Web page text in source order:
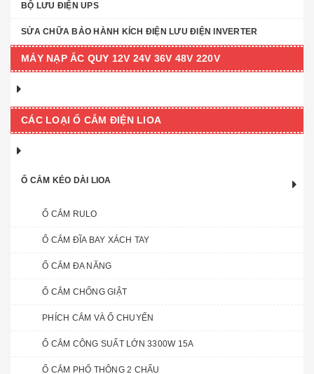
BỘ LƯU ĐIỆN UPS
SỬA CHỮA BẢO HÀNH KÍCH ĐIỆN LƯU ĐIỆN INVERTER
MÁY NẠP ẮC QUY 12V 24V 36V 48V 220V
CÁC LOẠI Ổ CẮM ĐIỆN LIOA
Ổ CẮM KÉO DÀI LIOA
Ổ CẮM RULO
Ổ CẮM ĐĨA BAY XÁCH TAY
Ổ CẮM ĐA NĂNG
Ổ CẮM CHỐNG GIẬT
PHÍCH CẮM VÀ Ổ CHUYỂN
Ổ CẮM CÔNG SUẤT LỚN 3300W 15A
Ổ CẮM PHỔ THÔNG 2 CHẤU